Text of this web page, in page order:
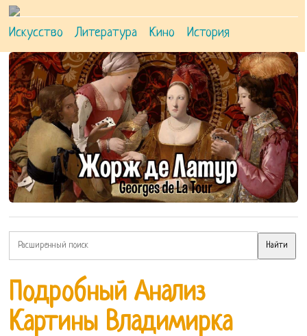
Искусство Литература Кино История
Подробный Анализ
Картины Владимирка